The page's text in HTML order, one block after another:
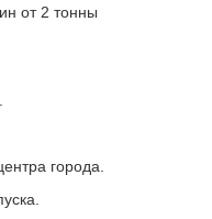
от 2 тонны
города.